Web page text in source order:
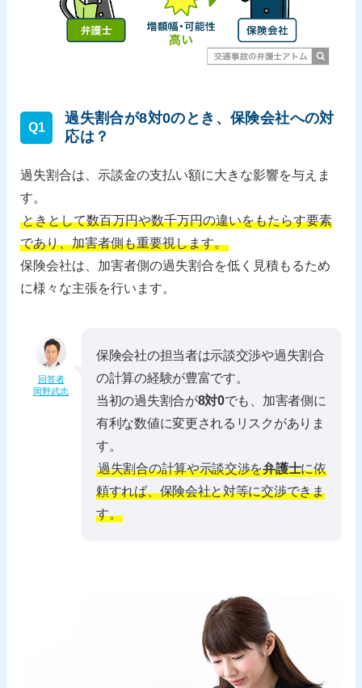
Q1
過失割合が8対0のとき、保険会社への対
応は？
過失割合は、示談金の支払い額に大きな影響を与えま
す。
ときとして数百万円や数千万円の違いをもたらす要素
であり、加害者側も重要視します。
保険会社は、加害者側の過失割合を低く見積もるため
に様々な主張を行います。
回答者
岡野武志
保険会社の担当者は示談交渉や過失割合
の計算の経験が豊富です。
当初の過失割合が8対0でも、加害者側に
有利な数値に変更されるリスクがありま
す。
過失割合の計算や示談交渉を弁護士に依
頼すれば、保険会社と対等に交渉できま
す。